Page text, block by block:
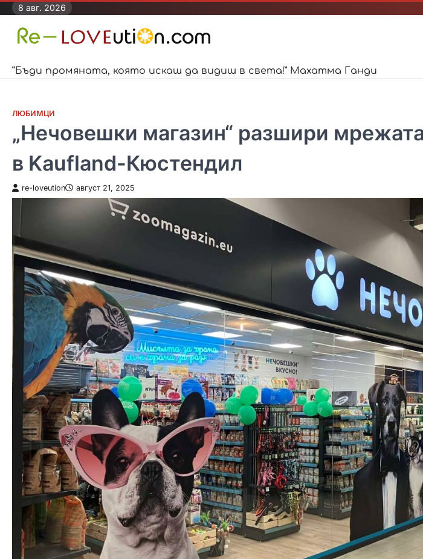
Skip
content
8 авг. 2026
“Бъди промяната, която искаш да видиш в света!” Махатма Ганди
ЛЮБИМЦИ
„Нечовешки магазин“ разшири
в Kaufland-Кюстендил
re-loveution август 21, 2025